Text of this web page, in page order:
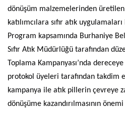
dönüşüm malzemelerinden
katılımcılara sıfır atık
Program kapsamında Burhaniye
Sıfır Atık Müdürlüğü tarafından
Toplama Kampanyası’nda
protokol üyeleri tarafından takdim
kampanya ile atık pillerin çevreye
dönüşüme kazandırılmasının